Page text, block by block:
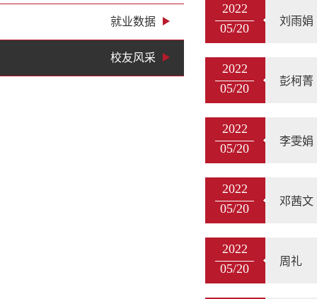
就业数据
校友风采
2022
05/20
刘雨娟
2022
05/20
彭柯菁
2022
05/20
李雯娟
2022
05/20
邓茜文
2022
05/20
周礼